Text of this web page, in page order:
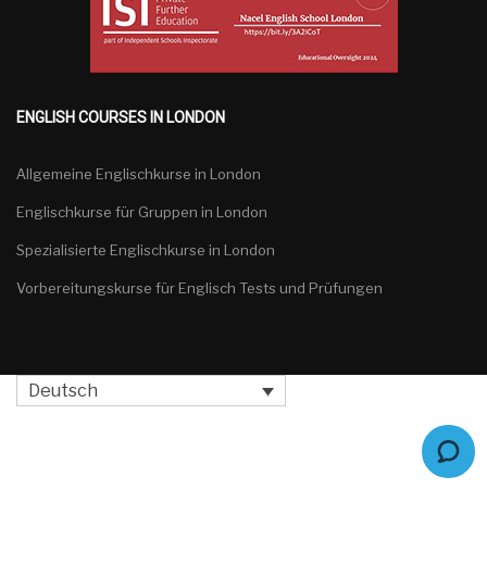
ENGLISH COURSES IN LONDON
Allgemeine Englischkurse in London
Englischkurse für Gruppen in London
Spezialisierte Englischkurse in London
Vorbereitungskurse für Englisch Tests und Prüfungen
Deutsch